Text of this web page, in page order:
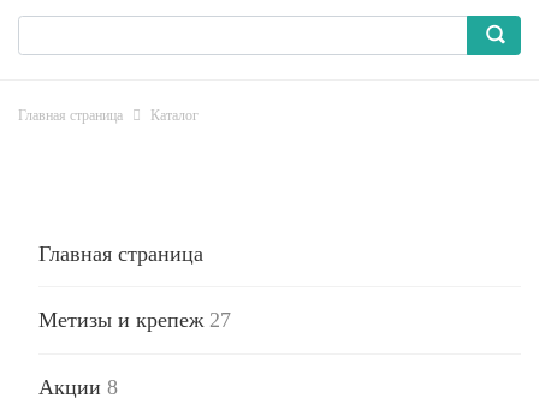
Главная страница Каталог
Главная страница
Метизы и крепеж 27
Акции 8